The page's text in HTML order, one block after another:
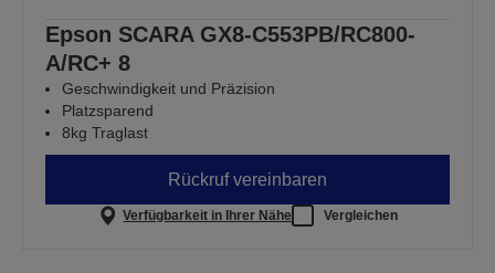
Epson SCARA GX8-C553PB/RC800-
A/RC+ 8
Geschwindigkeit und Präzision
Platzsparend
8kg Traglast
Rückruf vereinbaren
Verfügbarkeit in Ihrer Nähe Vergleichen